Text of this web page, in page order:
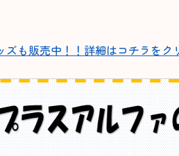
ズも販売中！！詳細はコチラを